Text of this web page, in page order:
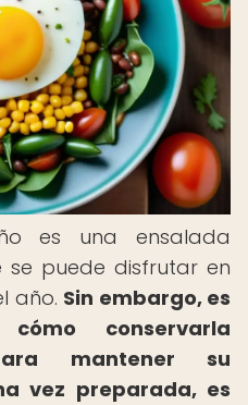
es una ensalada
se puede disfrutar en
año. Sin embargo, es
conservarla
mantener su
vez preparada, es